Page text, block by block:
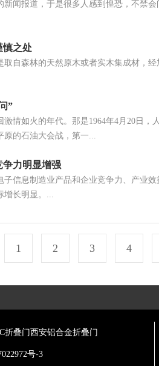
闻报道，于是很多人感到惶恐，不禁
慎之处
取自森林的天然原木或者实木集成材，
”
情如火的年代。那是1964年4月20日，
原的石油大会战，第一...
力明显增强
子信息制造业产品和企业竞争力、产业
长明显。...
1 2 3 4
折叠门西安铝合金折叠门
号-3